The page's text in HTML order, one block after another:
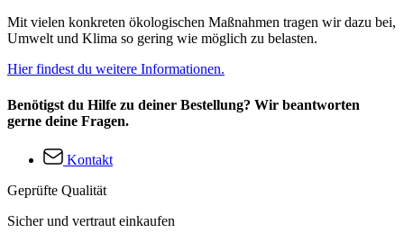
Mit vielen konkreten ökologischen Maßnahmen tragen wir dazu bei,
Umwelt und Klima so gering wie möglich zu belasten.
Hier findest du weitere Informationen.
Benötigst du Hilfe zu deiner Bestellung? Wir beantworten
gerne deine Fragen.
Kontakt
Geprüfte Qualität
Sicher und vertraut einkaufen